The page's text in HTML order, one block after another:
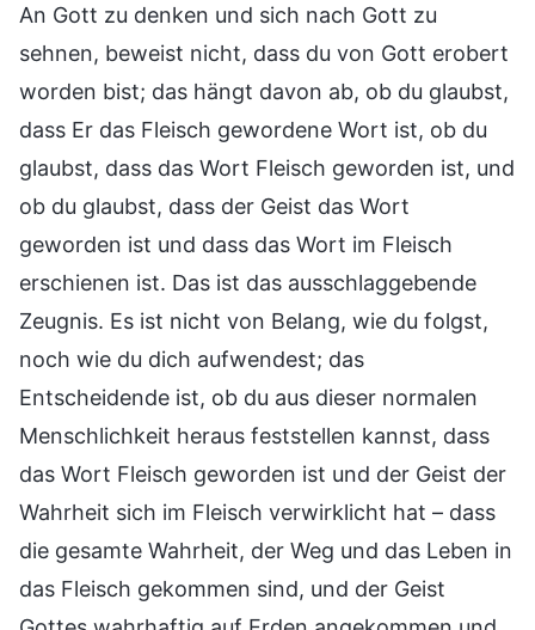
An Gott zu denken und sich nach Gott zu
sehnen, beweist nicht, dass du von Gott erobert
worden bist; das hängt davon ab, ob du glaubst,
dass Er das Fleisch gewordene Wort ist, ob du
glaubst, dass das Wort Fleisch geworden ist, und
ob du glaubst, dass der Geist das Wort
geworden ist und dass das Wort im Fleisch
erschienen ist. Das ist das ausschlaggebende
Zeugnis. Es ist nicht von Belang, wie du folgst,
noch wie du dich aufwendest; das
Entscheidende ist, ob du aus dieser normalen
Menschlichkeit heraus feststellen kannst, dass
das Wort Fleisch geworden ist und der Geist der
Wahrheit sich im Fleisch verwirklicht hat – dass
die gesamte Wahrheit, der Weg und das Leben in
das Fleisch gekommen sind, und der Geist